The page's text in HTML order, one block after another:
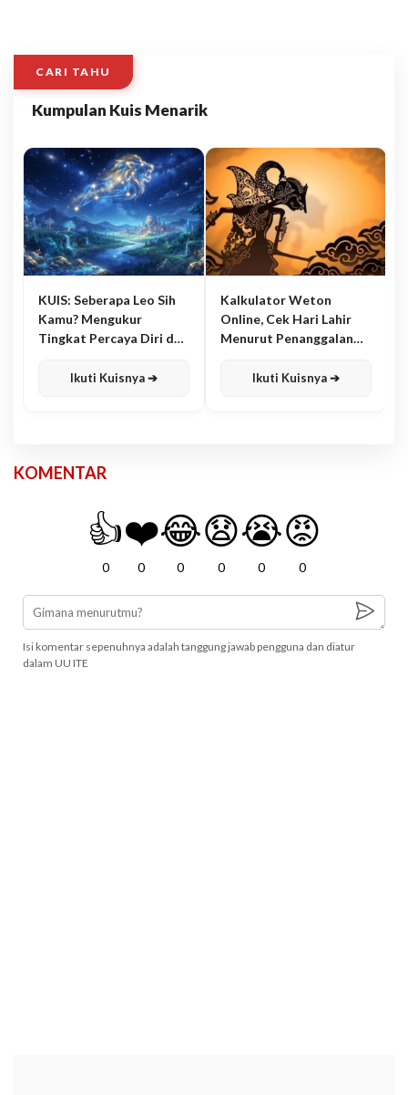
CARI TAHU
Kumpulan Kuis Menarik
KUIS: Seberapa Leo Sih
Kamu? Mengukur
Tingkat Percaya Diri dan
Ikuti Kuisnya ➔
Kalkulator Weton
Online, Cek Hari Lahir
Menurut Penanggalan
Ikuti Kuisnya ➔
KOMENTAR
👍
0
❤️
0
😂
0
😧
0
😭
0
😡
0
Isi komentar sepenuhnya adalah tanggung jawab pengguna dan diatur
dalam UU ITE